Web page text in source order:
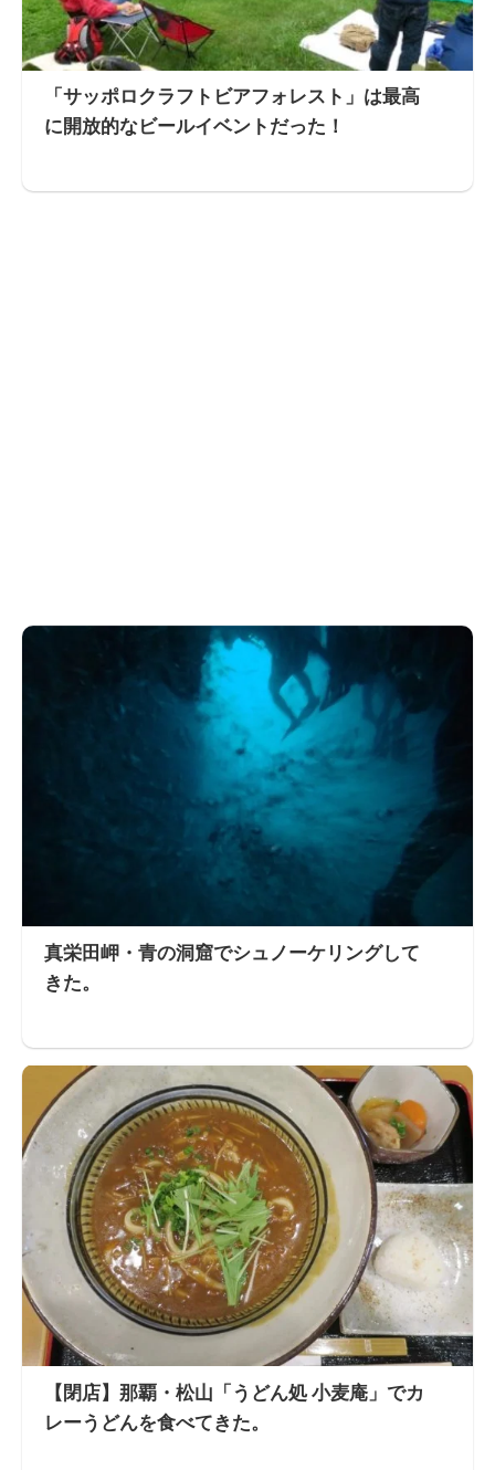
「サッポロクラフトビアフォレスト」は最高
に開放的なビールイベントだった！
真栄田岬・青の洞窟でシュノーケリングして
きた。
【閉店】那覇・松山「うどん処 小麦庵」でカ
レーうどんを食べてきた。